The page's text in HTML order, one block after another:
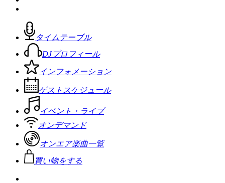
タイムテーブル
DJプロフィール
インフォメーション
ゲストスケジュール
イベント・ライブ
オンデマンド
オンエア楽曲一覧
買い物をする